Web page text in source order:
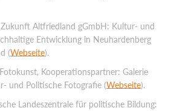
Altfriedland gGmbH: Kultur- und
Entwicklung in Neuhardenberg
(Webseite).
Kooperationspartner: Galerie
und Politische Fotografie (Webseite).
Landeszentrale für politische Bildung: